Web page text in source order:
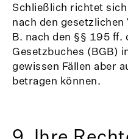
Schließlich richtet
nach den
B. nach den §§ 195 ff.
Gesetzbuches (BGB)
gewissen Fällen aber
betragen können.